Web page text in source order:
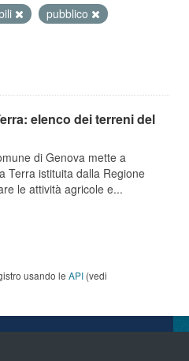
pubblico
elenco dei terreni del
di Genova mette a
Terra istituita dalla Regione
le attività agricole e...
usando le API (vedi